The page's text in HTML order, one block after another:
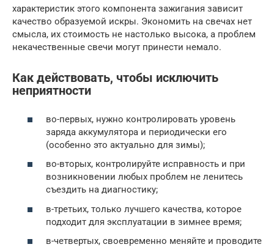
характеристик этого компонента зажигания зависит
качество образуемой искры. Экономить на свечах нет
смысла, их стоимость не настолько высока, а проблем
некачественные свечи могут принести немало.
Как действовать, чтобы исключить
неприятности
во-первых, нужно контролировать уровень
заряда аккумулятора и периодически его
(особенно это актуально для зимы);
во-вторых, контролируйте исправность и при
возникновении любых проблем не ленитесь
съездить на диагностику;
в-третьих, только лучшего качества, которое
подходит для эксплуатации в зимнее время;
в-четвертых, своевременно меняйте и проводите